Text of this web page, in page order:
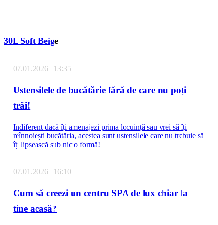
30L Soft Beige
07.01.2026 | 13:35
Ustensilele de bucătărie fără de care nu poți
trăi!
Indiferent dacă îți amenajezi prima locuință sau vrei să îți
reînnoiești bucătăria, acestea sunt ustensilele care nu trebuie să
îți lipsească sub nicio formă!
07.01.2026 | 16:10
Cum să creezi un centru SPA de lux chiar la
tine acasă?